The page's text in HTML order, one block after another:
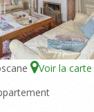
Voir la carte